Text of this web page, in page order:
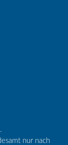
nur nach